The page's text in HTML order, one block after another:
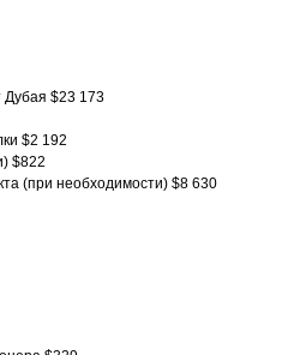
Дубая $23 173
$2 192
$822
(при необходимости) $8 630